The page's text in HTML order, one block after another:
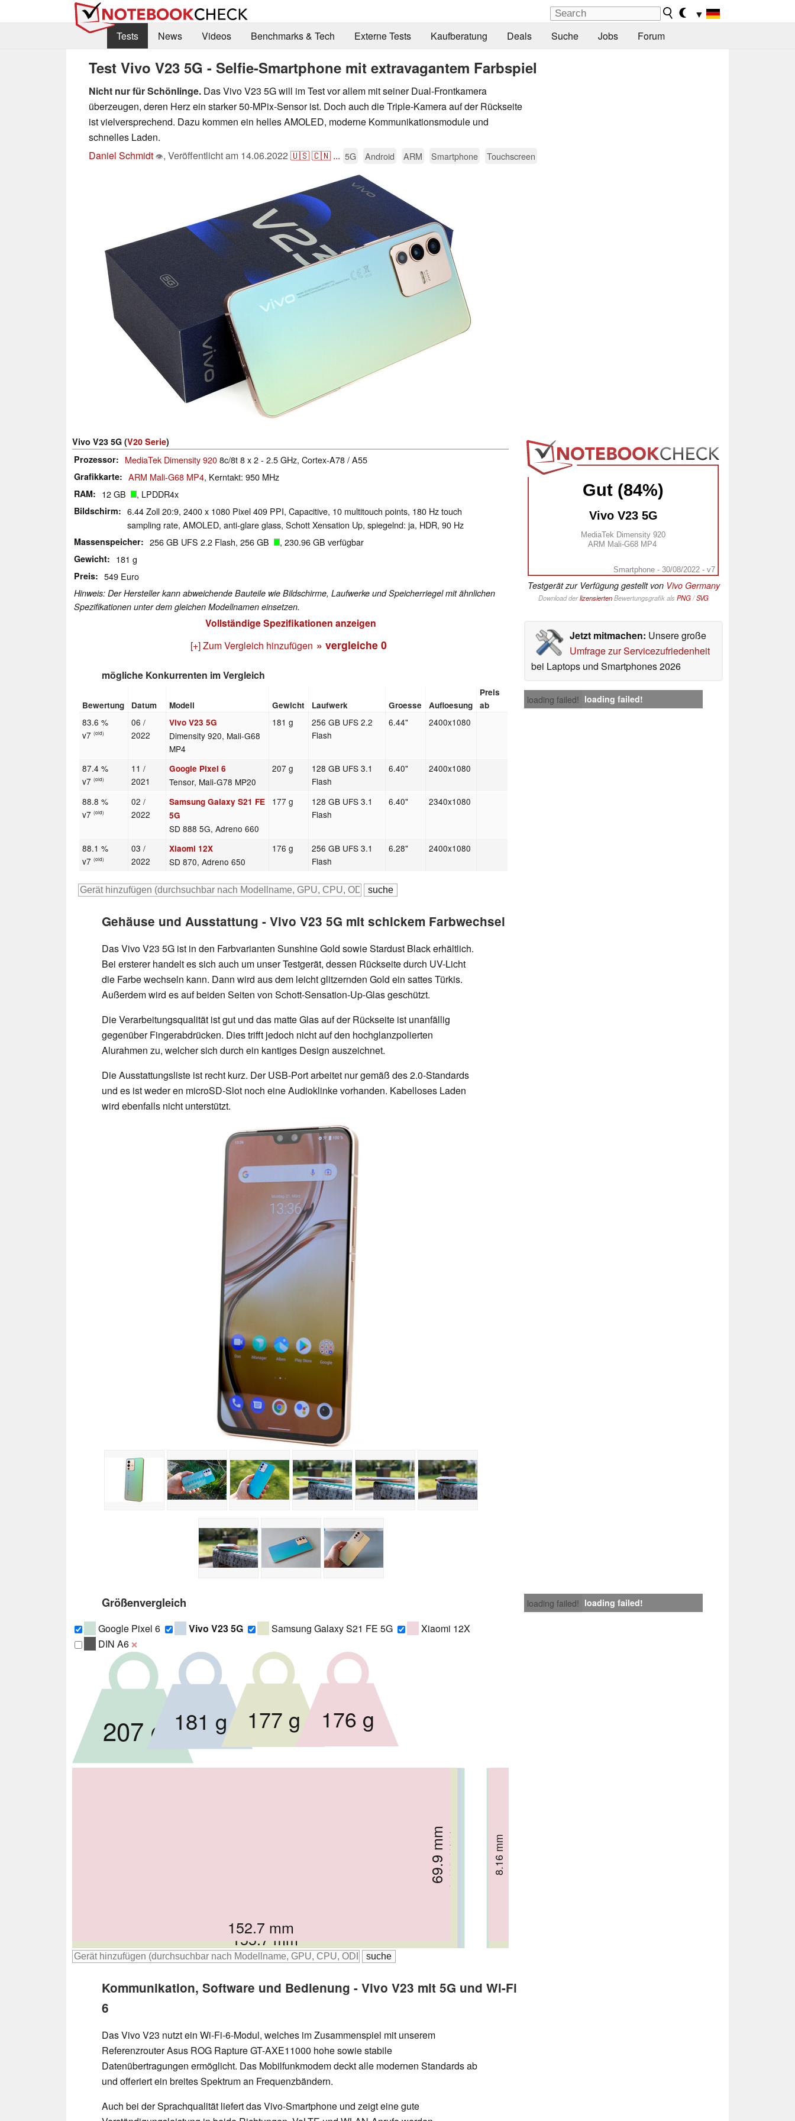
▼
Tests
News Videos Benchmarks & Tech Externe Tests Kaufberatung Deals Suche Jobs Forum
Test Vivo V23 5G - Selfie-Smartphone mit extravagantem Farbspiel
Nicht nur für Schönlinge. Das Vivo V23 5G will im Test vor allem mit seiner Dual-Frontkamera
überzeugen, deren Herz ein starker 50-MPix-Sensor ist. Doch auch die Triple-Kamera auf der Rückseite
ist vielversprechend. Dazu kommen ein helles AMOLED, moderne Kommunikationsmodule und
schnelles Laden.
Daniel Schmidt 👁, Veröffentlicht am 14.06.2022 🇺🇸🇨🇳 ... 5G Android ARM Smartphone Touchscreen
Gut (84%)
Vivo V23 5G
MediaTek Dimensity 920
ARM Mali-G68 MP4
Smartphone - 30/08/2022 - v7
Testgerät zur Verfügung gestellt von Vivo Germany
Download derlizensiertenBewertungsgrafik als PNG/SVG
Jetzt mitmachen: Unsere große
Umfrage zur Servicezufriedenheit
bei Laptops und Smartphones 2026
Vivo V23 5G (V20 Serie)
Prozessor
MediaTek Dimensity 9208c/8t 8 x 2 - 2.5 GHz, Cortex-A78 / A55
Grafikkarte ARM Mali-G68 MP4, Kerntakt: 950 MHz
RAM 12 GB , LPDDR4x
Bildschirm
6.44 Zoll 20:9, 2400 x 1080 Pixel 409 PPI, Capacitive, 10 multitouch points, 180 Hz touch
sampling rate, AMOLED, anti-glare glass, Schott Xensation Up, spiegelnd: ja, HDR, 90 Hz
Massenspeicher 256 GB UFS 2.2 Flash, 256 GB , 230.96 GB verfügbar
Gewicht 181 g
Preis 549 Euro
Hinweis: Der Hersteller kann abweichende Bauteile wie Bildschirme, Laufwerke und Speicherriegel mit ähnlichen
Spezifikationen unter dem gleichen Modellnamen einsetzen.
Vollständige Spezifikationen anzeigen
[+] Zum Vergleich hinzufügen » vergleiche 0
loading failed! loading failed!
mögliche Konkurrenten im Vergleich
Bewertung Datum Modell Gewicht Laufwerk Groesse Aufloesung
Preis
ab
83.6 %
v7(old)
06 /
2022
Vivo V23 5G
Dimensity 920, Mali-G68
MP4
181 g
256 GB UFS 2.2
Flash
6.44" 2400x1080
87.4 %
v7(old)
11 /
2021
Google Pixel 6
Tensor, Mali-G78 MP20
207 g
128 GB UFS 3.1
Flash
6.40" 2400x1080
88.8 %
v7(old)
02 /
2022
Samsung Galaxy S21 FE
5G
SD 888 5G, Adreno 660
177 g
128 GB UFS 3.1
Flash
6.40" 2340x1080
88.1 %
v7(old)
03 /
2022
Xiaomi 12X
SD 870, Adreno 650
176 g
256 GB UFS 3.1
Flash
6.28" 2400x1080
Gehäuse und Ausstattung - Vivo V23 5G mit schickem Farbwechsel
Das Vivo V23 5G ist in den Farbvarianten Sunshine Gold sowie Stardust Black erhältlich.
Bei ersterer handelt es sich auch um unser Testgerät, dessen Rückseite durch UV-Licht
die Farbe wechseln kann. Dann wird aus dem leicht glitzernden Gold ein sattes Türkis.
Außerdem wird es auf beiden Seiten von Schott-Sensation-Up-Glas geschützt.
Die Verarbeitungsqualität ist gut und das matte Glas auf der Rückseite ist unanfällig
gegenüber Fingerabdrücken. Dies trifft jedoch nicht auf den hochglanzpolierten
Alurahmen zu, welcher sich durch ein kantiges Design auszeichnet.
Die Ausstattungsliste ist recht kurz. Der USB-Port arbeitet nur gemäß des 2.0-Standards
und es ist weder en microSD-Slot noch eine Audioklinke vorhanden. Kabelloses Laden
wird ebenfalls nicht unterstützt.
loading failed! loading failed!
Größenvergleich
Google Pixel 6 Vivo V23 5G Samsung Galaxy S21 FE 5G
Xiaomi 12X
DIN A6 ❌
158.6 mm
74.8 mm 8.9 mm
207 g
157.2 mm
72.42 mm 7.55 mm
181 g
155.7 mm
74.5 mm 7.9 mm
177 g
152.7 mm
69.9 mm 8.16 mm
176 g
Kommunikation, Software und Bedienung - Vivo V23 mit 5G und Wi-Fi
6
Das Vivo V23 nutzt ein Wi-Fi-6-Modul, welches im Zusammenspiel mit unserem
Referenzrouter Asus ROG Rapture GT-AXE11000 hohe sowie stabile
Datenübertragungen ermöglicht. Das Mobilfunkmodem deckt alle modernen Standards ab
und offeriert ein breites Spektrum an Frequenzbändern.
Auch bei der Sprachqualität liefert das Vivo-Smartphone und zeigt eine gute